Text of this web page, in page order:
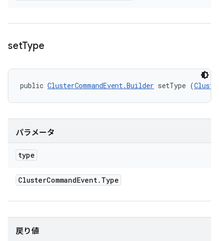
setType
public ClusterCommandEvent.Builder setType (
パラメータ
type
ClusterCommandEvent. Type
戻り値